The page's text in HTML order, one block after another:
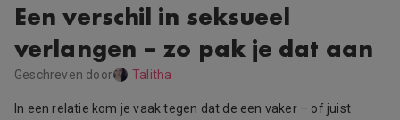
Een verschil in seksueel
verlangen – zo pak je dat aan
Geschreven door Talitha
In een relatie kom je vaak tegen dat de een vaker – of juist